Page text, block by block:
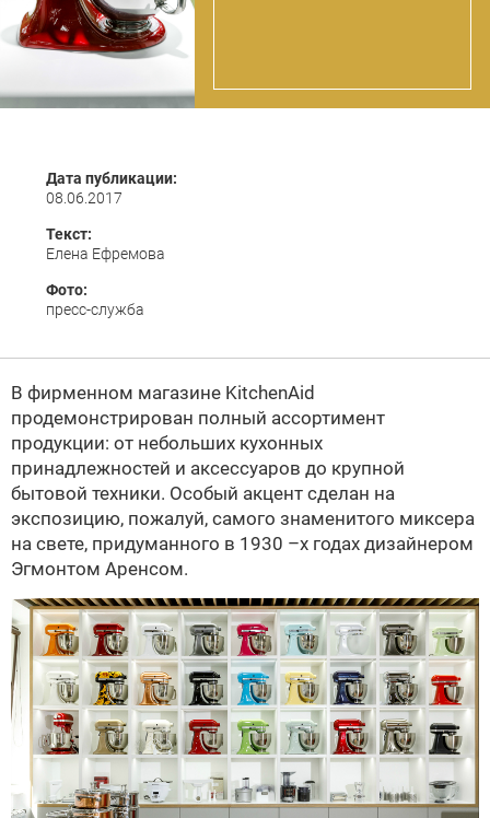
Дата публикации:
08.06.2017
Текст:
Елена Ефремова
Фото:
пресс-служба
В фирменном магазине KitchenAid
продемонстрирован полный ассортимент
продукции: от небольших кухонных
принадлежностей и аксессуаров до крупной
бытовой техники. Особый акцент сделан на
экспозицию, пожалуй, самого знаменитого миксера
на свете, придуманного в 1930 –х годах дизайнером
Эгмонтом Аренсом.